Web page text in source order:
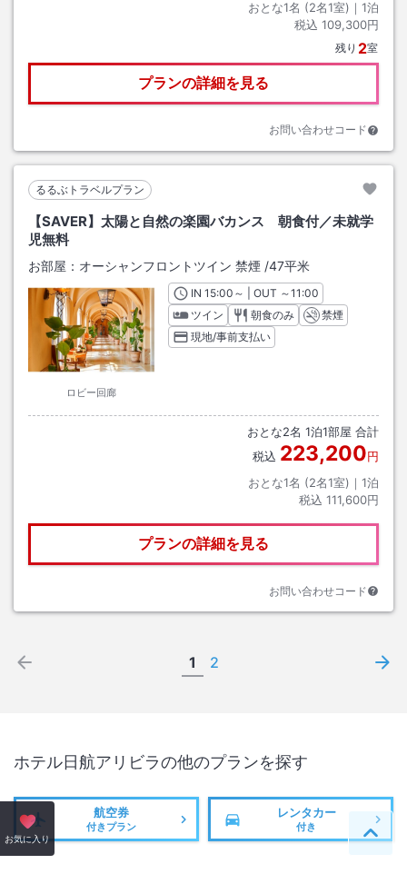
おとな1名 (2名1室)｜ 1泊
税込 109,300円
残り 2室
プランの詳細を見る
お問い合わせコード
るるぶトラベルプラン
【SAVER】太陽と自然の楽園バカンス 朝食付／未就学
児無料
お部屋： オーシャンフロントツイン 禁煙 /47平米
ロビー回廊
INチェックイン
15:00 ～ | OUT チェックアウト
～11:00
ツイン
朝食のみ
禁煙
現地/事前支払い
おとな2名 1泊1部屋 合計
税込 223,200円
おとな1名 (2名1室)｜ 1泊
税込 111,600円
プランの詳細を見る
お問い合わせコード
1 2
ホテル日航アリビラの他のプランを探す
航空券
付きプラン
レンタカー
付き
お気に入り ペー